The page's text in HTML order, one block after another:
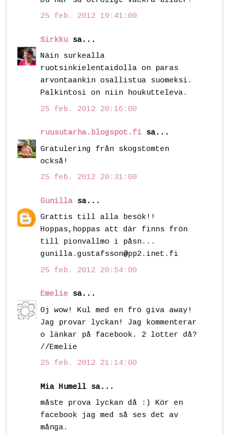
25 feb. 2012 19:41:00
Sirkku sa...
Näin surkealla
ruotsinkielentaidolla on paras
arvontaankin osallistua suomeksi.
Palkintosi on niin houkutteleva.
25 feb. 2012 20:16:00
ruusutarha.blogspot.fi sa...
Gratulering från skogstomten
också!
25 feb. 2012 20:31:00
Gunilla sa...
Grattis till alla besök!!
Hoppas,hoppas att där finns frön
till pionvallmo i påsn...
gunilla.gustafsson@pp2.inet.fi
25 feb. 2012 20:54:00
Emelie sa...
Oj wow! Kul med en frö giva away!
Jag provar lyckan! Jag kommenterar
o länkar på facebook. 2 lotter då?
//Emelie
25 feb. 2012 21:14:00
Mia Humell sa...
måste prova lyckan då :) Kör en
facebook jag med så ses det av
många.